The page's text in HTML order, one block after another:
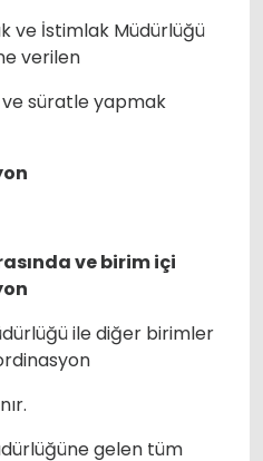
ve İstimlak Müdürlüğü
verilen
süratle yapmak
ve birim içi
ile diğer birimler
gelen tüm